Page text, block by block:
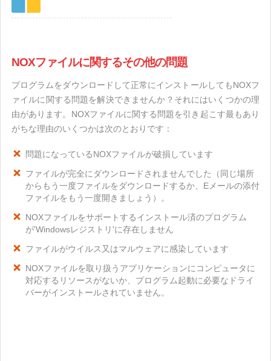
NOXファイルに関するその他の問題
プログラムをダウンロードして正常にインストールしてもNOXフ
ァイルに関する問題を解決できませんか？それにはいくつかの理
由があります。NOXファイルに関する問題を引き起こす最もあり
がちな理由のいくつかは次のとおりです：
問題になっているNOXファイルが破損しています
ファイルが完全にダウンロードされませんでした（同じ場所
からもう一度ファイルをダウンロードするか、Eメールの添付
ファイルをもう一度開きましょう）。
NOXファイルをサポートするインストール済のプログラム
が'Windowsレジストリ'に存在しません
ファイルがウイルス又はマルウェアに感染しています
NOXファイルを取り扱うアプリケーションにコンピュータに
対応するリソースがないか、プログラム起動に必要なドライ
バーがインストールされていません。